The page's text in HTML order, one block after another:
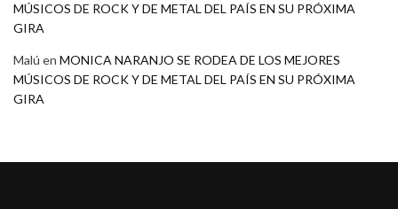
MÚSICOS DE ROCK Y DE METAL DEL PAÍS EN SU PRÓXIMA
GIRA
Malú en MONICA NARANJO SE RODEA DE LOS MEJORES
MÚSICOS DE ROCK Y DE METAL DEL PAÍS EN SU PRÓXIMA
GIRA